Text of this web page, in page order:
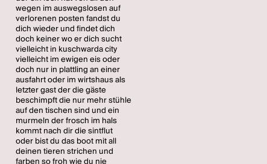
wegen im auswegslosen auf
verlorenen posten fandst du
dich wieder und findet dich
doch keiner wo er dich sucht
vielleicht in kuschwarda city
vielleicht im ewigen eis oder
doch nur in plattling an einer
ausfahrt oder im wirtshaus als
letzter gast der die gäste
beschimpft die nur mehr stühle
auf den tischen sind und ein
murmeln der frosch im hals
kommt nach dir die sintflut
oder bist du das boot mit all
deinen tieren strichen und